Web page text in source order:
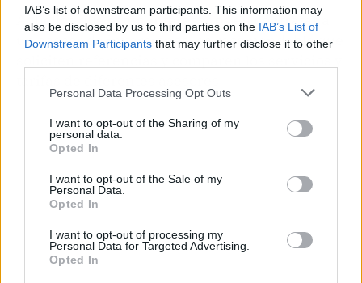
IAB’s list of downstream participants. This information may
also be disclosed by us to third parties on the IAB’s List of
Downstream Participants that may further disclose it to other
Personal Data Processing Opt Outs
I want to opt-out of the Sharing of my
personal data.
Opted In
I want to opt-out of the Sale of my
Personal Data.
Opted In
I want to opt-out of processing my
Personal Data for Targeted Advertising.
Opted In
Aquellos que estén interesados en contratar a
un asesor de inversiones, es recomendable que